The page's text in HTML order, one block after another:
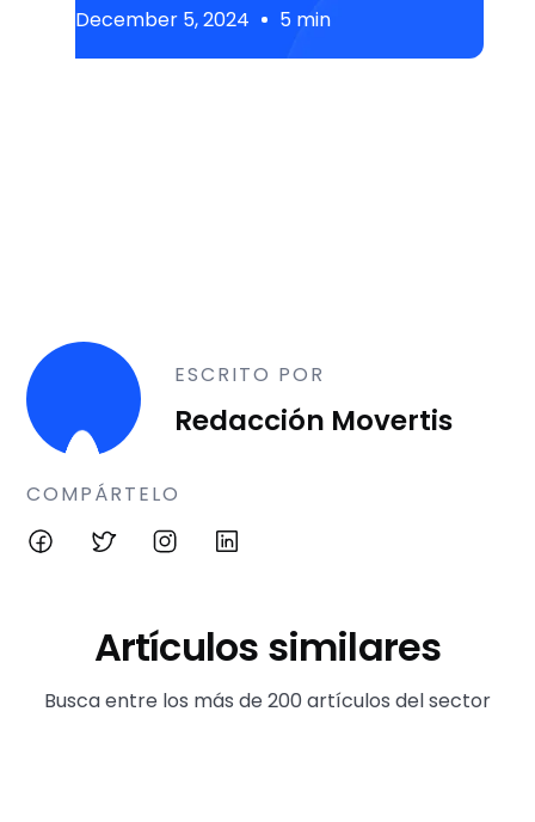
December 5, 2024 5 min
ESCRITO POR
Redacción Movertis
COMPÁRTELO
Artículos similares
Busca entre los más de 200 artículos del sector